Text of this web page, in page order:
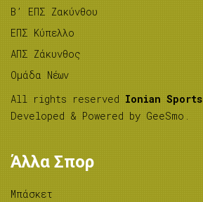
B’ ΕΠΣ Ζακύνθου
ΕΠΣ Κύπελλο
ΑΠΣ Ζάκυνθος
Ομάδα Νέων
All rights reserved Ionian Sports
Developed & Powered by GeeSmo .
Άλλα Σπορ
Μπάσκετ